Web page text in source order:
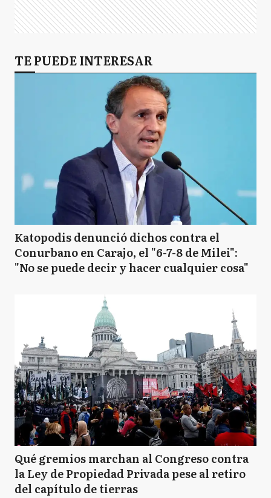
TE PUEDE INTERESAR
Katopodis denunció dichos contra el
Conurbano en Carajo, el "6-7-8 de Milei":
"No se puede decir y hacer cualquier cosa"
Qué gremios marchan al Congreso contra
la Ley de Propiedad Privada pese al retiro
del capítulo de tierras